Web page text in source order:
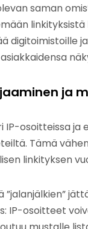
saman
digitoimistoille
ja
IP-osoitteissa
Tämä
linkityksen
”jalanjälkien”
IP-osoitteet